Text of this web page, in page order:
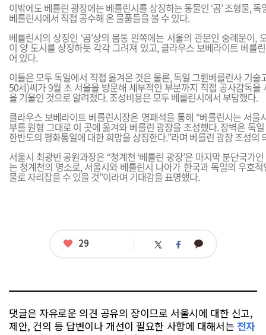
이밖에도 베를린 광장에는 베를린시를 상징하는 동물인 ‘곰’ 조형물,
베를린시에서 직접 공수해 온 물품들을 볼 수 있다.
베를린시의 상징인 ‘곰’상의 몸통 왼쪽에는 서울의 관문인 숭례문이,
이 양 도시를 상징하듯 각각 그려져 있고, 클라우스 보베라이트 베를
어 있다.
이들은 모두 독일에서 직접 옮겨온 것은 물론, 독일 그륀베를린사 기술
50세)씨가 9월 초 서울을 방문해 세부적인 부분까지 직접 공사감독을
을 기울인 것으로 알려졌다. 조성비용은 모두 베를린시에서 부담했다.
클라우스 보베라이트 베를린시장은 명패석을 통해 “베를린시는 서울
부를 원형 그대로 이 곳에 옮겨와 베를린 광장을 조성했다. 장벽은 독
한반도의 평화통일에 대한 희망을 상징한다.”라며 베를린 광장 조성의
서울시 최광빈 공원과장은 “청계천 ‘베를린 광장’은 마지막 분단국가
는 청계천의 명소로, 서울시와 베를린시 나아가 한국과 독일의 우호
물로 자리잡을 수 있을 것”이라며 기대감을 표명했다.
좋
29 트 페 카
댓글은 자유로운 의견 공유의 장이므로 서울시에 대한 신고,
제안, 건의 등 답변이나 개선이 필요한 사항에 대해서는 전자